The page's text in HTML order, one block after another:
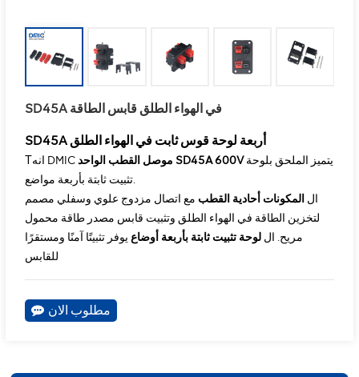
SD45A في الهواء الطلق قابس الطاقة
SD45A أربعة لوحة قوس ثابت في الهواء الطلق
T
انه DMIC موصل القطب الواحد SD45A 600Vيتميز الملحق بلوحة
تثبيت ثابتة بأربعة مواضع.
ال المكونات أحادية القطب مع اتصال مزدوج علوي وسفلي مصمم
لتخزين الطاقة في الهواء الطلق وتثبيت قابس مصدر طاقة محمول
مريح. اللوحة تثبيت ثابتة بأربعة أوضاع يوفر تثبيتًا آمنًا ومستقرًا
للقابس
مطلوب الان